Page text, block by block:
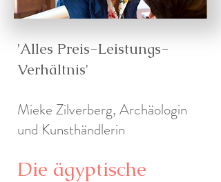
'Alles Preis-Leistungs-
Verhältnis'
Mieke Zilverberg, Archäologin
und Kunsthändlerin
Die ägyptische